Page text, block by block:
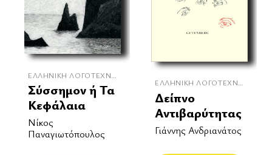
ΕΛΛΗΝΙΚΉ ΛΟΓΟΤΕΧΝΊΑ
Σύσσημον ή Τα
Κεφάλαια
Νίκος
Παναγιωτόπουλος
ΕΛΛΗΝΙΚΉ ΛΟΓΟΤΕΧΝΊΑ
Δείπνο
Αντιβαρύτητας
Γιάννης Ανδριανάτος